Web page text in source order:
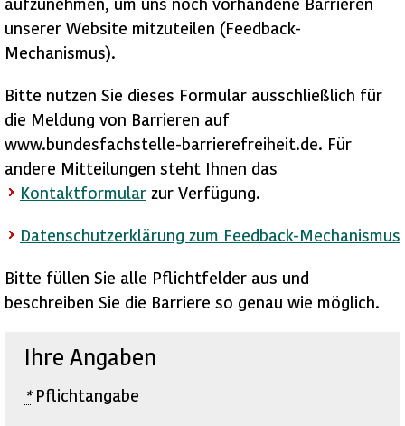
unserer Website mitzuteilen (Feedback-
Mechanismus).
Bitte nutzen Sie dieses Formular ausschließlich für
die Meldung von Barrieren auf
www.bundesfachstelle-barrierefreiheit.de. Für
andere Mitteilungen steht Ihnen das
Kontaktformular zur Verfügung.
Datenschutzerklärung zum Feedback-Mechanismus
Bitte füllen Sie alle Pflichtfelder aus und
beschreiben Sie die Barriere so genau wie möglich.
Ihre Angaben
*Pflichtangabe